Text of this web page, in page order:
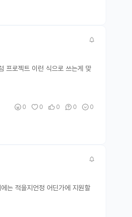
프로젝트 이런 식으로 쓰는게 맞
0 0 0 0 0
적을지언정 어딘가에 지원할